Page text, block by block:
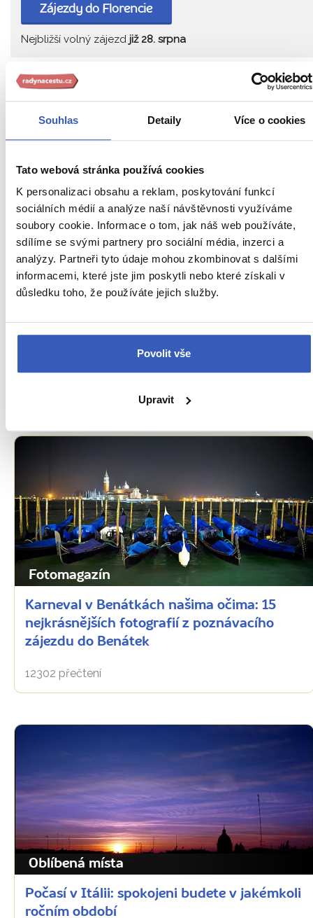
Souhlas Detaily Více o cookies
Tato webová stránka používá cookies
K personalizaci obsahu a reklam, poskytování funkcí
sociálních médií a analýze naší návštěvnosti využíváme
soubory cookie. Informace o tom, jak náš web používáte,
sdílíme se svými partnery pro sociální média, inzerci a
analýzy. Partneři tyto údaje mohou zkombinovat s dalšími
informacemi, které jste jim poskytli nebo které získali v
důsledku toho, že používáte jejich služby.
Povolit vše
Upravit
Zájezdy do Florencie
Nejbližší volný zájezd již 28. srpna
PŘEČTĚTE SI TAKÉ
Fotomagazín
fotografií Věčného města z poznávacího
Fotomagazín
Karneval v Benátkách našima očima: 15
nejkrásnějších fotografií z poznávacího
zájezdu do Benátek
12302 přečtení
Oblíbená místa
Počasí v Itálii: spokojeni budete v jakémkoli
ročním období